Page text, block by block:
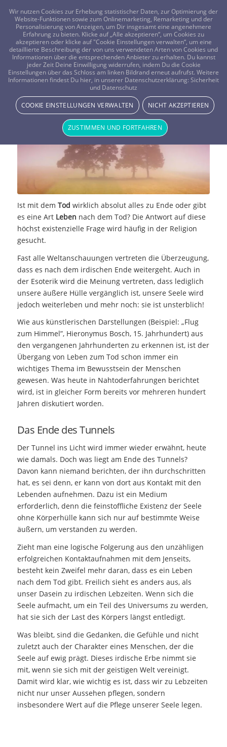
FRAGEN? KOSTENLOS ANRUFEN: 0800-8478266
Gibt es ein Leben nach dem Tod?
Ist mit dem Tod wirklich absolut alles zu Ende oder gibt
es eine Art Leben nach dem Tod? Die Antwort auf diese
höchst existenzielle Frage wird häufig in der Religion
gesucht.
Fast alle Weltanschauungen vertreten die Überzeugung,
dass es nach dem irdischen Ende weitergeht. Auch in
der Esoterik wird die Meinung vertreten, dass lediglich
unsere äußere Hülle vergänglich ist, unsere Seele wird
jedoch weiterleben und mehr noch: sie ist unsterblich!
Wie aus künstlerischen Darstellungen (Beispiel: „Flug
zum Himmel”, Hieronymus Bosch, 15. Jahrhundert) aus
den vergangenen Jahrhunderten zu erkennen ist, ist der
Übergang von Leben zum Tod schon immer ein
wichtiges Thema im Bewusstsein der Menschen
gewesen. Was heute in Nahtoderfahrungen berichtet
wird, ist in gleicher Form bereits vor mehreren hundert
Jahren diskutiert worden.
Das Ende des Tunnels
Der Tunnel ins Licht wird immer wieder erwähnt, heute
wie damals. Doch was liegt am Ende des Tunnels?
Davon kann niemand berichten, der ihn durchschritten
hat, es sei denn, er kann von dort aus Kontakt mit den
Lebenden aufnehmen. Dazu ist ein Medium
erforderlich, denn die feinstoffliche Existenz der Seele
ohne Körperhülle kann sich nur auf bestimmte Weise
äußern, um verstanden zu werden.
Zieht man eine logische Folgerung aus den unzähligen
erfolgreichen Kontaktaufnahmen mit dem Jenseits,
besteht kein Zweifel mehr daran, dass es ein Leben
nach dem Tod gibt. Freilich sieht es anders aus, als
unser Dasein zu irdischen Lebzeiten. Wenn sich die
Seele aufmacht, um ein Teil des Universums zu werden,
hat sie sich der Last des Körpers längst entledigt.
Was bleibt, sind die Gedanken, die Gefühle und nicht
zuletzt auch der Charakter eines Menschen, der die
Seele auf ewig prägt. Dieses irdische Erbe nimmt sie
mit, wenn sie sich mit der geistigen Welt vereinigt.
Damit wird klar, wie wichtig es ist, dass wir zu Lebzeiten
nicht nur unser Aussehen pflegen, sondern
insbesondere Wert auf die Pflege unserer Seele legen.
Wir nutzen Cookies zur Erhebung statistischer Daten, zur Optimierung der
Website-Funktionen sowie zum Onlinemarketing, Remarketing und der
Personalisierung von Anzeigen, um Dir insgesamt eine angenehmere
Erfahrung zu bieten. Klicke auf „Alle akzeptieren“, um Cookies zu
akzeptieren oder klicke auf "Cookie Einstellungen verwalten“, um eine
detaillierte Beschreibung der von uns verwendeten Arten von Cookies und
Informationen über die entsprechenden Anbieter zu erhalten. Du kannst
jeder Zeit Deine Einwilligung widerrufen, indem Du die Cookie
Einstellungen über das Schloss am linken Bildrand erneut aufrufst. Weitere
Informationen findest Du hier, in unserer Datenschutzerklärung: Sicherheit
und Datenschutz
COOKIE EINSTELLUNGEN VERWALTEN NICHT AKZEPTIEREN
ZUSTIMMEN UND FORTFAHREN